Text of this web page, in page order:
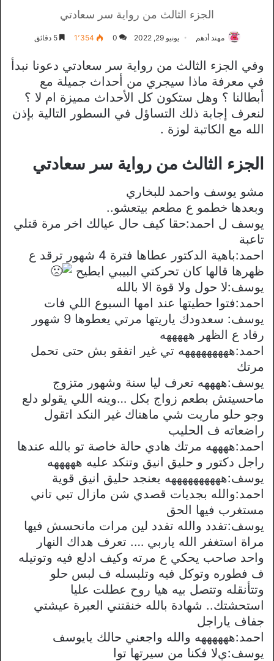
الجزء الثالث من رواية سر سعادتي
مهند أدهم يونيو 29, 2022 0 1٬354 5 دقائق
وفي الجزء الثالث من رواية سر سعادتي دعونا نبدأ
في معرفة ماذا سيجري من أحداث جميلة مع
أبطالنا ؟ وهل ستكون كل الأحداث مميزة ام لا ؟
لنعرف إجابة ذلك التساؤل في السطور التالية بإذن
الله مع الكاتبة لوزة .
الجزء الثالث من رواية سر سعادتي
مشو يوسف واحمد للبخاري
وبعدها خطمو ع مطعم بيتعشو..
يوسف ل احمد:حقا كيف حال عيالك اخر مرة قتلي
تاعبة
احمد:باهية الدكتور عطاها فترة 4 شهور ترقد ع
ظهرها قالها كان تحركتي البيبي ايطيح
يوسف:ﻻ حول وﻻ قوة اﻻ بالله
احمد:فتوا حطيتها عند امها السبوع اللي فات
يوسف: سعدودك ياريتها مرتي يعطوها 9 شهور
رقاد ع الظهر هههههه
احمد:هههههههههه تي غير اتفقو بش حتى تحمل
مرتك
يوسف:ههههه تعرف ليا سنة وشهور متزوج
ماحسيتش بطعم زواج بكل …وينه اللي يقولو دلع
وجو حلو ماريت شي ماهناك غير النكد اتقول
راضعاته ف الحليب
احمد:ههههه مرتك هادي حالة خاصة تو بالله عندها
راجل دكتور و حليق انيق وتنكد عليه هههههه
يوسف:ههههههههههه يعنجد حليق انيق قوية
احمد:والله بجديات قصدي شن مازال تبي تاني
مستغرب فيها الحق
يوسف:تفدد والله تفدد لين مرات مانحسش فيها
مراة استغفر الله ياربي …. تعرف هداك النهار
واحد صاحب يحكي ع مرته وكيف ادلع فيه وتوتيله
ف فطوره وتوكل فيه وتلبسله ف لبس حلو
وتتأنقله وتتصل بيه هيا روح عطلت عليا
استحشتك.. شهادة بالله خنقتني العبرة عيشتي
جفاف ياراجل
احمد:ههههههه والله واجعني حالك يايوسف
يوسف:يﻻ فكنا من سيرتها توا